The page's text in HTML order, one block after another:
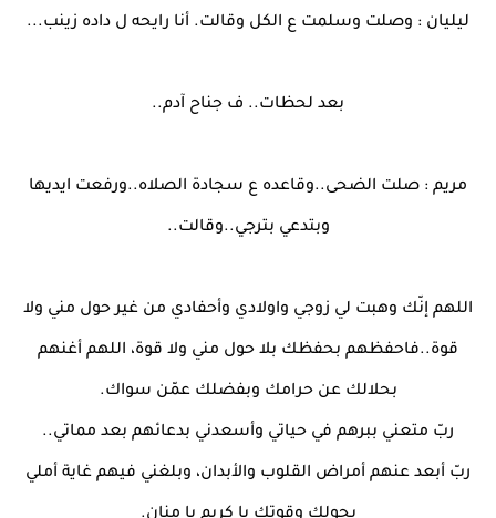
ليليان : وصلت وسلمت ع الكل وقالت. أنا رايحه ل داده زينب...
بعد لحظات.. ف جناح آدم..
مريم : صلت الضحى..وقاعده ع سجادة الصلاه..ورفعت ايديها
وبتدعي بترجي..وقالت..
اللهم إنّك وهبت لي زوجي واولادي وأحفادي من غير حول مني ولا
قوة..فاحفظهم بحفظك بلا حول مني ولا قوة، اللهم أغنهم
بحلالك عن حرامك وبفضلك عمّن سواك.
ربّ متعني ببرهم في حياتي وأسعدني بدعائهم بعد مماتي..
ربّ أبعد عنهم أمراض القلوب والأبدان، وبلغني فيهم غاية أملي